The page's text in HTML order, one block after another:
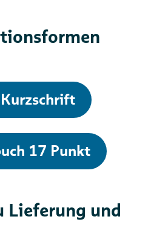
17 Punkt
Lieferung und